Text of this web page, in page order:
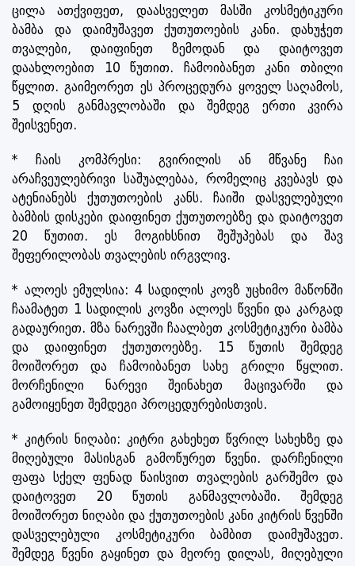
ცილა ათქვიფეთ, დაასველეთ მასში კოსმეტიკური
ბამბა და დაიმუშავეთ ქუთუთოების კანი. დახუჭეთ
თვალები, დაიფინეთ ზემოდან და დაიტოვეთ
დაახლოებით 10 წუთით. ჩამოიბანეთ კანი თბილი
წყლით. გაიმეორეთ ეს პროცედურა ყოველ საღამოს,
5 დღის განმავლობაში და შემდეგ ერთი კვირა
შეისვენეთ.
* ჩაის კომპრესი: გვირილის ან მწვანე ჩაი
არაჩვეულებრივი საშუალებაა, რომელიც კვებავს და
ატენიანებს ქუთუთოების კანს. ჩაიში დასველებული
ბამბის დისკები დაიფინეთ ქუთუთოებზე და დაიტოვეთ
20 წუთით. ეს მოგიხსნით შეშუპებას და შავ
შეფერილობას თვალების ირგვლივ.
* ალოეს ემულსია: 4 სადილის კოვზ უცხიმო მაწონში
ჩაამატეთ 1 სადილის კოვზი ალოეს წვენი და კარგად
გადაურიეთ. მზა ნარევში ჩაალბეთ კოსმეტიკური ბამბა
და დაიფინეთ ქუთუთოებზე. 15 წუთის შემდეგ
მოიშორეთ და ჩამოიბანეთ სახე გრილი წყლით.
მორჩენილი ნარევი შეინახეთ მაცივარში და
გამოიყენეთ შემდეგი პროცედურებისთვის.
* კიტრის ნიღაბი: კიტრი გახეხეთ წვრილ სახეხზე და
მიღებული მასისგან გამოწურეთ წვენი. დარჩენილი
ფაფა სქელ ფენად წაისვით თვალების გარშემო და
დაიტოვეთ 20 წუთის განმავლობაში. შემდეგ
მოიშორეთ ნიღაბი და ქუთუთოების კანი კიტრის წვენში
დასველებული კოსმეტიკური ბამბით დაიმუშავეთ.
შემდეგ წვენი გაყინეთ და მეორე დილას, მიღებული